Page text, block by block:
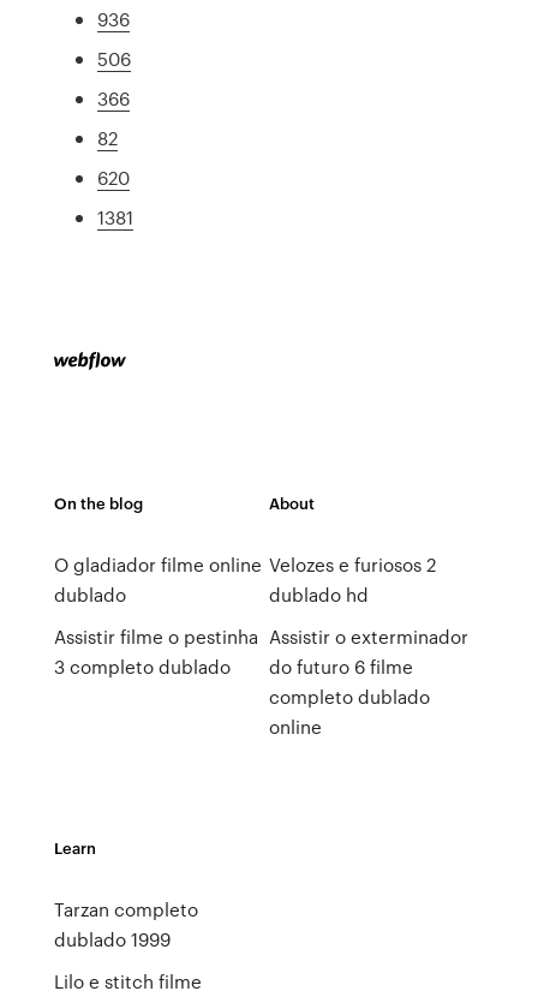
936
506
366
82
620
1381
On the blog
O gladiador filme online
dublado
Assistir filme o pestinha
3 completo dublado
About
Velozes e furiosos 2
dublado hd
Assistir o exterminador
do futuro 6 filme
completo dublado
online
Learn
Tarzan completo
dublado 1999
Lilo e stitch filme